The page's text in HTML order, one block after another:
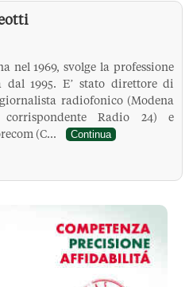
nel 1969, svolge la professione
dal 1995. E’ stato direttore di
radiofonico (Modena
Radio 24) e
(C...
Continua